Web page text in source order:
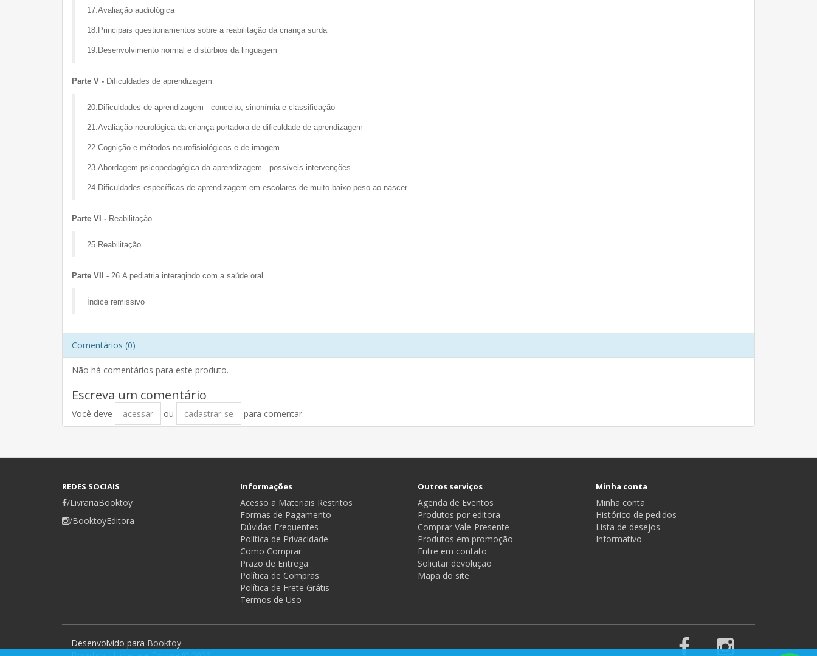
17.Avaliação audiológica
18.Principais questionamentos sobre a reabilitação da criança surda
19.Desenvolvimento normal e distúrbios da linguagem
Parte V - Dificuldades de aprendizagem
20.Dificuldades de aprendizagem - conceito, sinonímia e classificação
21.Avaliação neurológica da criança portadora de dificuldade de aprendizagem
22.Cognição e métodos neurofisiológicos e de imagem
23.Abordagem psicopedagógica da aprendizagem - possíveis intervenções
24.Dificuldades específicas de aprendizagem em escolares de muito baixo peso ao nascer
Parte VI - Reabilitação
25.Reabilitação
Parte VII - 26.A pediatria interagindo com a saúde oral
Índice remissivo
Comentários (0)
Não há comentários para este produto.
Escreva um comentário
Você deve acessar ou cadastrar-se para comentar.
REDES SOCIAIS
/LivrariaBooktoy
/BooktoyEditora
Informações
Acesso a Materiais Restritos
Formas de Pagamento
Dúvidas Frequentes
Política de Privacidade
Como Comprar
Prazo de Entrega
Política de Compras
Política de Frete Grátis
Termos de Uso
Outros serviços
Agenda de Eventos
Produtos por editora
Comprar Vale-Presente
Produtos em promoção
Entre em contato
Solicitar devolução
Mapa do site
Minha conta
Minha conta
Histórico de pedidos
Lista de desejos
Informativo
Desenvolvido para Booktoy